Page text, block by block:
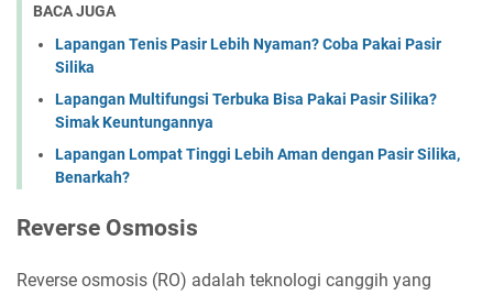
BACA JUGA
Lapangan Tenis Pasir Lebih Nyaman? Coba Pakai Pasir
Silika
Lapangan Multifungsi Terbuka Bisa Pakai Pasir Silika?
Simak Keuntungannya
Lapangan Lompat Tinggi Lebih Aman dengan Pasir Silika,
Benarkah?
Reverse Osmosis
Reverse osmosis (RO) adalah teknologi canggih yang